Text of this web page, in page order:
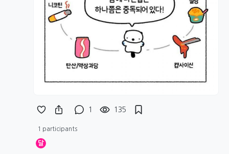
1 135
1 participants
달